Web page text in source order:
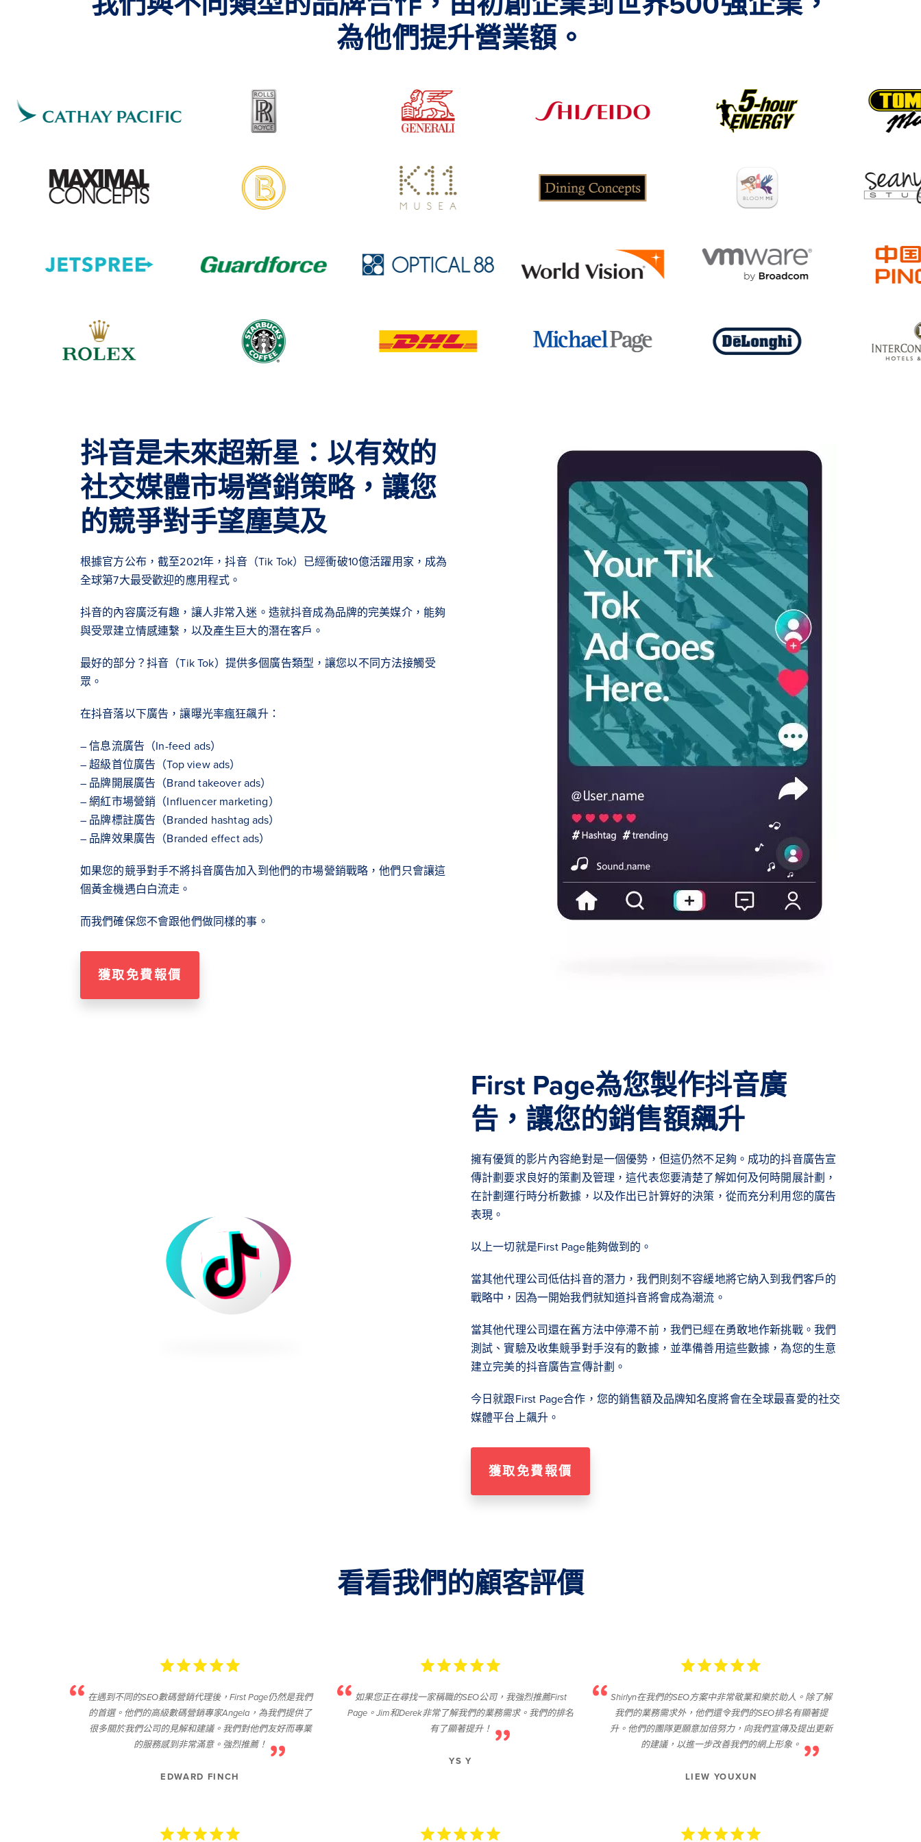
為他們提升營業額。
抖音是未來超新星：以有效的
社交媒體市場營銷策略，讓您
的競爭對手望塵莫及
根據官方公布，截至2021年，抖音（Tik Tok）已經衝破10億活躍用家，成為
全球第7大最受歡迎的應用程式。
抖音的內容廣泛有趣，讓人非常入迷。造就抖音成為品牌的完美媒介，能夠
與受眾建立情感連繫，以及產生巨大的潛在客戶。
最好的部分？抖音（Tik Tok）提供多個廣告類型，讓您以不同方法接觸受
眾。
在抖音落以下廣告，讓曝光率瘋狂飆升：
– 信息流廣告（In-feed ads）
– 超級首位廣告（Top view ads）
– 品牌開展廣告（Brand takeover ads）
– 網紅市場營銷（Influencer marketing）
– 品牌標註廣告（Branded hashtag ads）
– 品牌效果廣告（Branded effect ads）
如果您的競爭對手不將抖音廣告加入到他們的市場營銷戰略，他們只會讓這
個黃金機遇白白流走。
而我們確保您不會跟他們做同樣的事。
獲取免費報價
First Page為您製作抖音廣
告，讓您的銷售額飆升
擁有優質的影片內容絶對是一個優勢，但這仍然不足夠。成功的抖音廣告宣
傳計劃要求良好的策劃及管理，這代表您要清楚了解如何及何時開展計劃，
在計劃運行時分析數據，以及作出已計算好的決策，從而充分利用您的廣告
表現。
以上一切就是First Page能夠做到的。
當其他代理公司低估抖音的潛力，我們則刻不容緩地將它納入到我們客戶的
戰略中，因為一開始我們就知道抖音將會成為潮流。
當其他代理公司還在舊方法中停滯不前，我們已經在勇敢地作新挑戰。我們
測試、實驗及收集競爭對手沒有的數據，並準備善用這些數據，為您的生意
建立完美的抖音廣告宣傳計劃。
今日就跟First Page合作，您的銷售額及品牌知名度將會在全球最喜愛的社交
媒體平台上飆升。
獲取免費報價
看看我們的顧客評價
在遇到不同的SEO數碼營銷代理後，First Page仍然是我們
的首選。他們的高級數碼營銷專家Angela，為我們提供了
很多關於我們公司的見解和建議。我們對他們友好而專業
的服務感到非常滿意。強烈推薦！
EDWARD FINCH
如果您正在尋找一家稱職的SEO公司，我強烈推薦First
Page。Jim和Derek非常了解我們的業務需求。我們的排名
有了顯著提升！
YS Y
Shirlyn在我們的SEO方案中非常敬業和樂於助人。除了解
我們的業務需求外，他們還令我們的SEO排名有顯著提
升。他們的團隊更願意加倍努力，向我們宣傳及提出更新
的建議，以進一步改善我們的網上形象。
LIEW YOUXUN